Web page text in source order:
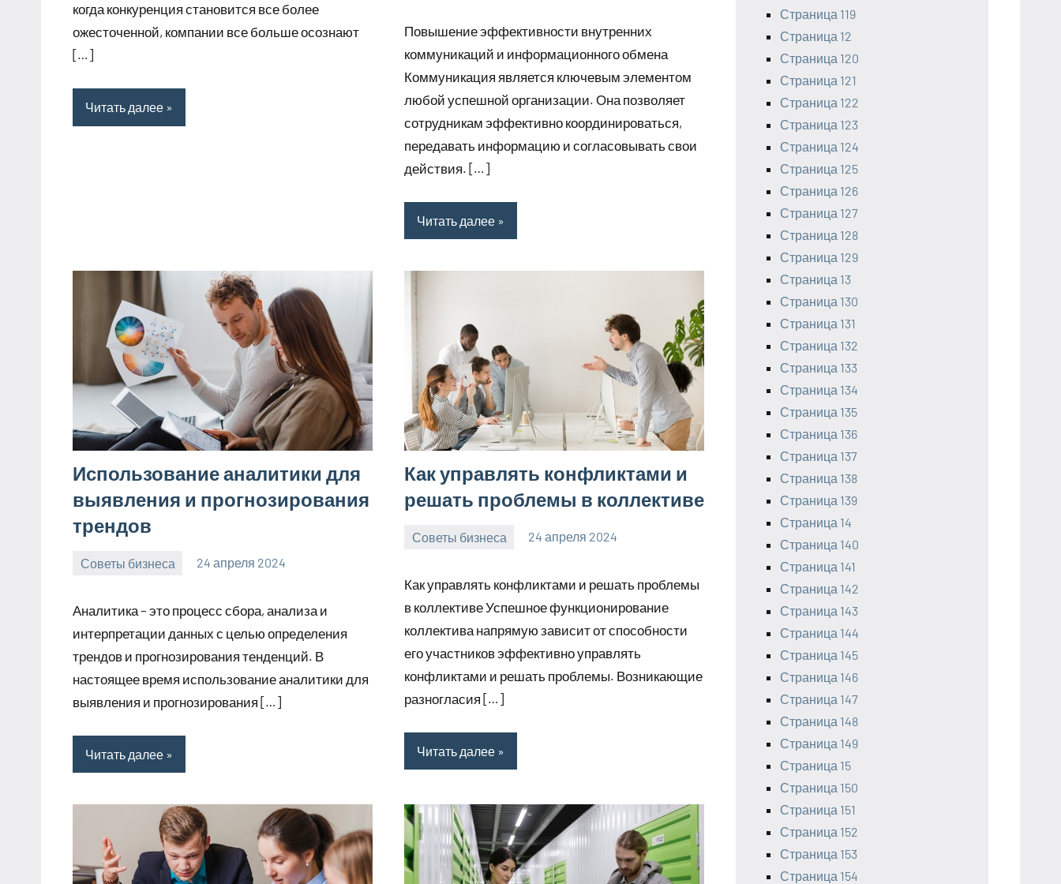
когда конкуренция становится все более
ожесточенной, компании все больше осознают
[…]
Читать далее
Повышение эффективности внутренних
коммуникаций и информационного обмена
Коммуникация является ключевым элементом
любой успешной организации. Она позволяет
сотрудникам эффективно координироваться,
передавать информацию и согласовывать свои
действия. […]
Читать далее
Использование аналитики для
выявления и прогнозирования
трендов
Советы бизнеса 24 апреля 2024
Аналитика – это процесс сбора, анализа и
интерпретации данных с целью определения
трендов и прогнозирования тенденций. В
настоящее время использование аналитики для
выявления и прогнозирования […]
Читать далее
Как управлять конфликтами и
решать проблемы в коллективе
Советы бизнеса 24 апреля 2024
Как управлять конфликтами и решать проблемы
в коллективе Успешное функционирование
коллектива напрямую зависит от способности
его участников эффективно управлять
конфликтами и решать проблемы. Возникающие
разногласия […]
Читать далее
Страница 119
Страница 12
Страница 120
Страница 121
Страница 122
Страница 123
Страница 124
Страница 125
Страница 126
Страница 127
Страница 128
Страница 129
Страница 13
Страница 130
Страница 131
Страница 132
Страница 133
Страница 134
Страница 135
Страница 136
Страница 137
Страница 138
Страница 139
Страница 14
Страница 140
Страница 141
Страница 142
Страница 143
Страница 144
Страница 145
Страница 146
Страница 147
Страница 148
Страница 149
Страница 15
Страница 150
Страница 151
Страница 152
Страница 153
Страница 154